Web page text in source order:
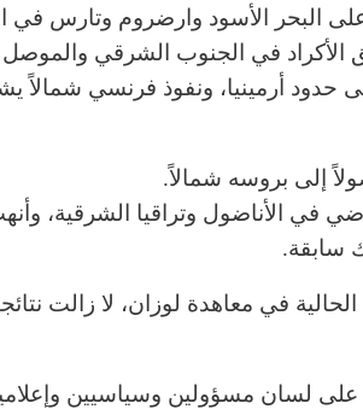
مناطق طرابزون على البحر الأسود وارضروم وتارس
الأكراد في الجنوب الشرقي والموصل
حدود أرمينيا، ونفوذ فرنسي شمالاً
إلى بروسه شمالاً.
في الأناضول وتراقيا الشرقية،
سابقة.
في معاهدة لوزان، لا زالت
لسان مسؤولين وسياسيين